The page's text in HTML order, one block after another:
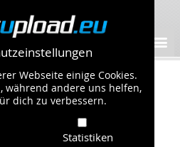
Webseite einige Cookies.
während andere uns helfen,
dich zu verbessern.
Statistiken
unkomplizierte
zu gewährleisten,